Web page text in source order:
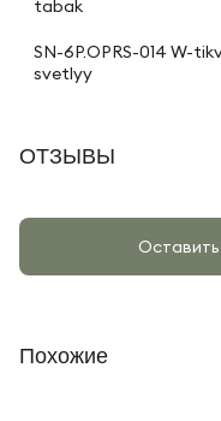
tabak
SN-6P.OPRS-014 W-
svetlyy
ОТЗЫВЫ
Похожие